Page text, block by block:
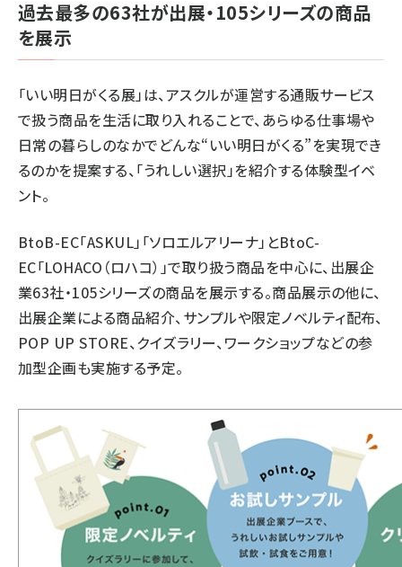
過去最多の63社が出展・105シリーズの商品
を展示
「いい明日がくる展」は、アスクルが運営する通販サービス
で扱う商品を生活に取り入れることで、あらゆる仕事場や
日常の暮らしのなかでどんな“いい明日がくる”を実現でき
るのかを提案する、「うれしい選択」を紹介する体験型イベ
ント。
BtoB-EC「ASKUL」「ソロエルアリーナ」とBtoC-
EC「LOHACO（ロハコ）」で取り扱う商品を中心に、出展企
業63社・105シリーズの商品を展示する。商品展示の他に、
出展企業による商品紹介、サンプルや限定ノベルティ配布、
POP UP STORE、クイズラリー、ワークショップなどの参
加型企画も実施する予定。